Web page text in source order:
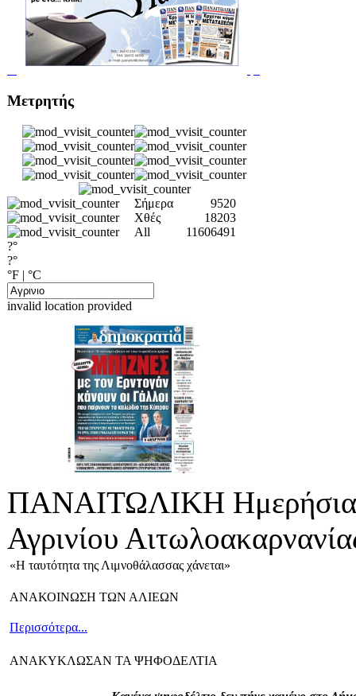
Μετρητής
Σήμερα
9520
Χθές
18203
All
11606491
?°
?°
°F | °C
invalid location provided
ΠΑΝΑΙΤΩΛΙΚΗ Ημερήσια
Αγρινίου
«Η ταυτότητα της Λιμνοθάλασσας χάνεται»
ΑΝΑΚΟΙΝΩΣΗ ΤΩΝ ΑΛΙΕΩΝ
Περισσότερα...
ANAKYΚΛΩΣΑΝ ΤΑ ΨΗΦΟΔΕΛΤΙΑ